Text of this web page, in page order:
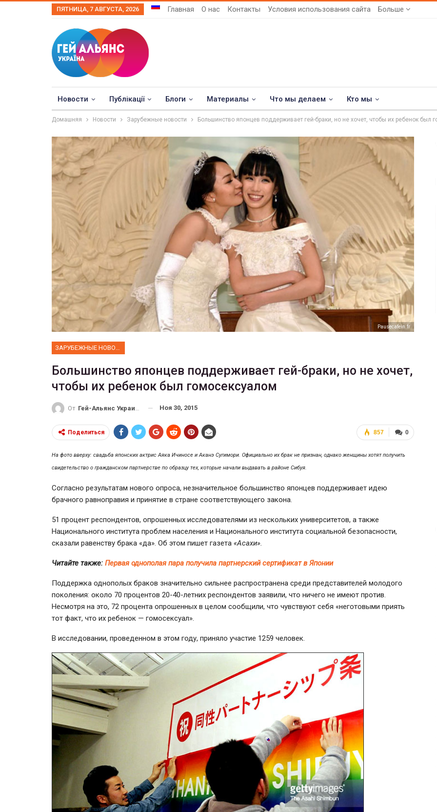
ПЯТНИЦА, 7 АВГУСТА, 2026 Главная О нас Контакты Условия использования сайта Больше
Новости Публікації Блоги Материалы Что мы делаем Кто мы
Домашняя Новости Зарубежные новости Большинство японцев поддерживает гей-браки, но не хочет, чтобы их ребенок был
Рausecafein.fr
ЗАРУБЕЖНЫЕ НОВОСТИ
Большинство японцев поддерживает гей-браки, но не хочет,
чтобы их ребенок был гомосексуалом
От Гей-Альянс Украина Ноя 30, 2015
0
857
Поделиться
На фото вверху: свадьба японских актрис Аяка Ичиносе и Аканэ Сугимори. Официально их брак не признан, однако женщины хотят получить
свидетельство о гражданском партнерстве по образцу тех, которые начали выдавать в районе Сибуя.
Согласно результатам нового опроса, незначительное большинство японцев поддерживает идею
брачного равноправия и принятие в стране соответствующего закона.
51 процент респондентов, опрошенных исследователями из нескольких университетов, а также
Национального института проблем населения и Национального института социальной безопасности,
сказали равенству брака «да». Об этом пишет газета «Асахи».
Читайте также: Первая однополая пара получила партнерский сертификат в Японии
Поддержка однополых браков значительно сильнее распространена среди представителей молодого
поколения: около 70 процентов 20-40-летних респондентов заявили, что ничего не имеют против.
Несмотря на это, 72 процента опрошенных в целом сообщили, что чувствуют себя «неготовыми приять
тот факт, что их ребенок — гомосексуал».
В исследовании, проведенном в этом году, приняло участие 1259 человек.
ФОТО
Военнослужащие-трансгендеры
Июл 27, 2017 0
ФОТО
В Берлине отпраздновали
легализацию гей-браков
ГЕЙ-АЛЬЯНС УКРАИНА Июл 2, 2017 0